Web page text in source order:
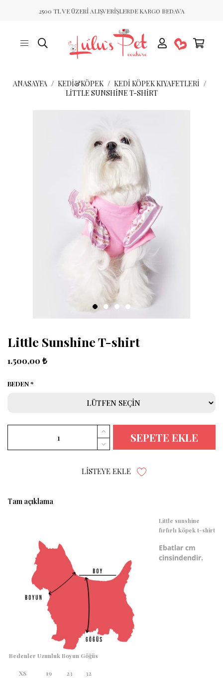
2500 TL VE ÜZERİ ALIŞVERİŞLERDE KARGO BEDAVA
ANASAYFA KEDİ&KÖPEK
KEDI KÖPEK KIYAFETLERI
LITTLE SUNSHINE T-SHIRT
Little Sunshine T-shirt
1.500,00 ₺
BEDEN
SEPETE EKLE
LISTEYE EKLE
Tam açıklama
Little sunshine
fırfırlı köpek t-shirt
Ebatlar cm
cinsindendir.
Bedenler UzunlukBoyun Göğüs
XS 19 23 32